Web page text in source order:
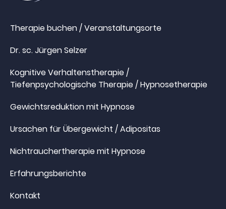
Therapie buchen / Veranstaltungsorte
Dr. sc. Jürgen Selzer
Kognitive Verhaltenstherapie /
Tiefenpsychologische Therapie / Hypnosetherapie
Gewichtsreduktion mit Hypnose
Ursachen für Übergewicht / Adipositas
Nichtrauchertherapie mit Hypnose
Erfahrungsberichte
Kontakt